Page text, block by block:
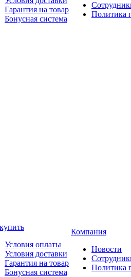
Гарантия на товар
Бонусная система
Политика
Условия оплаты
Условия доставки
Гарантия на товар
Бонусная система
Компания
Новости
Политика